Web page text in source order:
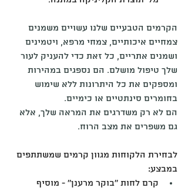
הקרמים הטבעיים שלנו עשויים משמנים
צמחיים איכותיים, צמחי מרפא, ויטמינים
ושמנים אתריים, כל זאת כדי להעניק לעור
שלך טיפול מושלם. הם נספגים במהירות
ומספקים את כל היתרונות ללא שימוש
בחומרים סינתטיים או כימיים.
הם לא רק משדרגים את המראה שלך, אלא
גם משפרים את מצב הרוח.
לבחירת הלקוחות מגוון קרמים שמשתתפים
במבצע:
קרם לחות ''בוקר מרענן'' - מוסיף